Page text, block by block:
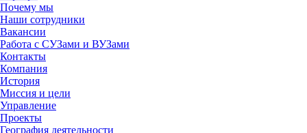
Почему мы
Наши сотрудники
Вакансии
Работа с СУЗами и ВУЗами
Контакты
Компания
История
Миссия и цели
Управление
Проекты
География деятельности